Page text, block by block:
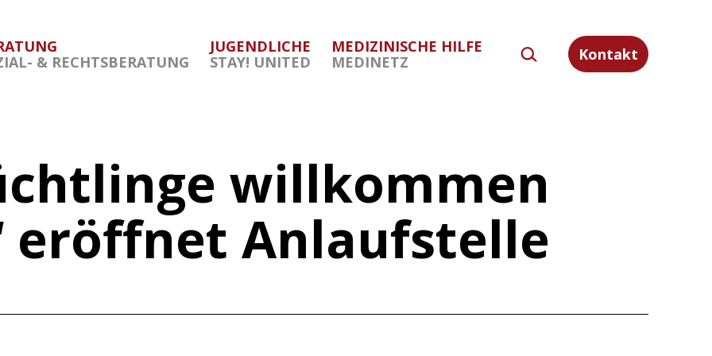
& RECHTSBERATUNG
JUGENDLICHE
STAY! UNITED
MEDIZINISCHE HILFE
MEDINETZ
SUCHEN … Kontakt
willkommen
eröffnet Anlaufstelle